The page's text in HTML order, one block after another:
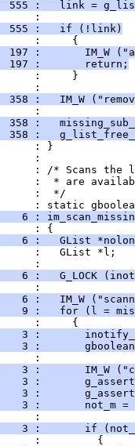
555 :   link =
:
555 :   if (!link)
:     {
197 :       IM_W
197 :       return;
:     }
:
358 :   IM_W
:
358 :
358 :
: }
:
: /* Scans the
:  * are
:  */
: static
6 :
: {
6 :   GList
:   GList *l;
:
6 :   G_LOCK
:
6 :   IM_W
9 :   for (l =
:     {
3 :
3 :
:
3 :       IM_W
3 :
3 :
3 :       not_m =
:
3 :       if
:         {